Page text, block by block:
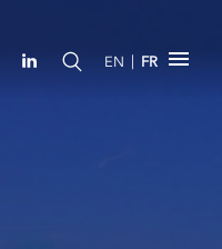
EN | FR